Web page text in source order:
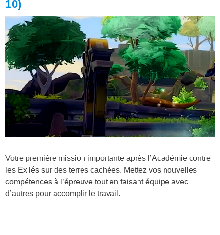
10)
Votre première mission importante après l’Académie contre
les Exilés sur des terres cachées. Mettez vos nouvelles
compétences à l’épreuve tout en faisant équipe avec
d’autres pour accomplir le travail.